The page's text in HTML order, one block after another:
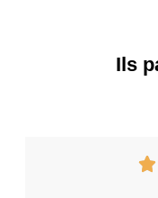
Ils